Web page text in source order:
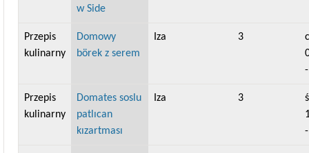
w Side
Przepis
kulinarny
Domowy
börek z serem
Iza 3
Przepis
kulinarny
Domates soslu
patlıcan
kızartması
Iza 3